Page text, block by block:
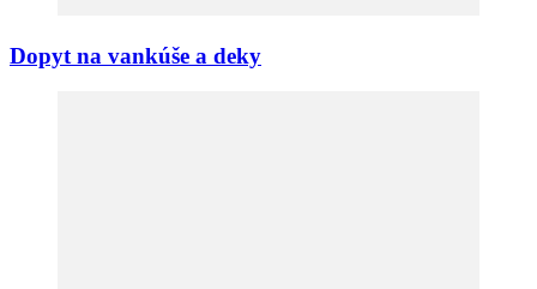
Dopyt na vankúše a deky